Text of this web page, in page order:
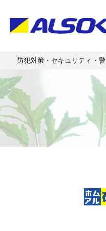
防犯対策・セキュリティ・